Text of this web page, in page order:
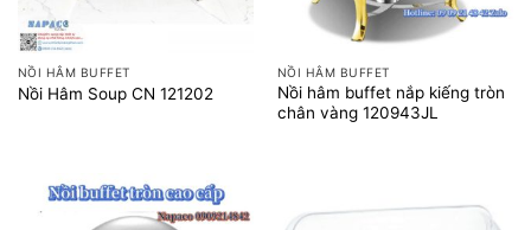
NỒI HÂM BUFFET
Nồi Hâm Soup CN 121202
NỒI HÂM BUFFET
Nồi hâm buffet nắp kiếng tròn
chân vàng 120943JL